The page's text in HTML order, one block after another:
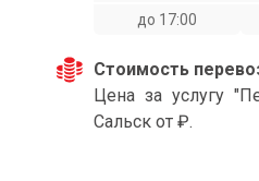
до 17:00
Стоимость
Цена за услугу
Сальск от ₽.